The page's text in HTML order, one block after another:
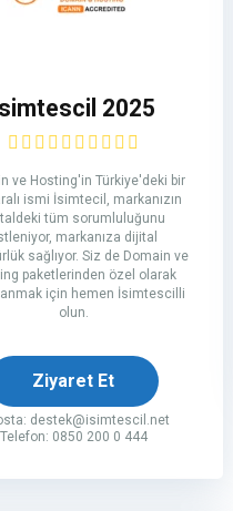
2025
ve Hosting'in Türkiye'deki bir
ismi İsimtecil, markanızın
tüm sorumluluğunu
markanıza dijital
sağlıyor. Siz de Domain ve
paketlerinden özel olarak
için hemen İsimtescilli
olun.
Ziyaret Et
destek@isimtescil.net
Telefon: 0850 200 0 444